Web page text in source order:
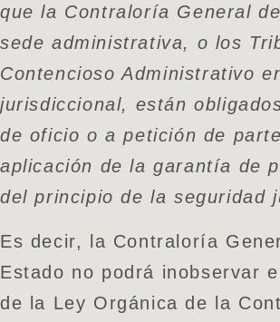
que la Contraloría General
sede administrativa, o los
Contencioso Administrativo
jurisdiccional, están
de oficio o a petición de
aplicación de la garantía de
del principio de la seguridad
Es decir, la Contraloría
Estado no podrá inobservar
de la Ley Orgánica de la